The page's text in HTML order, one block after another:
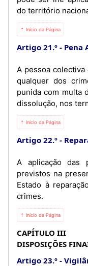
do território
⇡ Início da Página
Artigo 21.º Pena
A pessoa
qualquer dos
punida com multa
dissolução, nos
⇡ Início da Página
Artigo 22.º
A aplicação das
previstos na
Estado à
crimes.
⇡ Início da Página
CAPÍTULO III
DISPOSIÇÕES
Artigo 23.º